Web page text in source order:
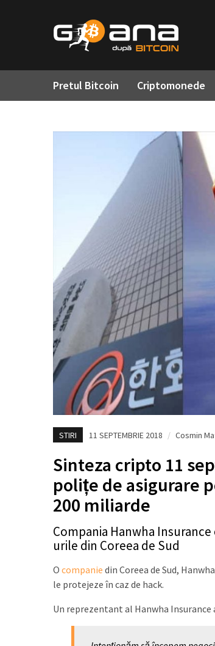
Pretul Bitcoin Criptomonede
STIRI 11 SEPTEMBRIE 2018 / Cosmin
Sinteza cripto 11
polițe de asigurare
200 miliarde
Compania Hanwha
urile din Coreea de Sud
O companie din Coreea de Sud,
le protejeze în caz de hack.
Un reprezentant al Hanwha Insurance